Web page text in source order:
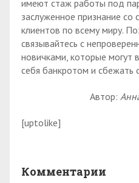
имеют стаж работы под
заслуженное признание
клиентов по всему миру.
связывайтесь с
новичками, которые могут
себя банкротом и сбежать
Автор:
[uptolike]
Комментарии